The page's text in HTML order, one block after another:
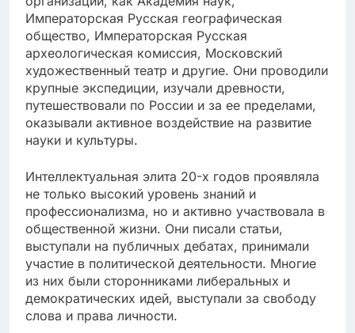
Императорская Русская географическая
общество, Императорская Русская
археологическая комиссия, Московский
художественный театр и другие. Они проводили
крупные экспедиции, изучали древности,
путешествовали по России и за ее пределами,
оказывали активное воздействие на развитие
науки и культуры.
Интеллектуальная элита 20-х годов проявляла
не только высокий уровень знаний и
профессионализма, но и активно участвовала в
общественной жизни. Они писали статьи,
выступали на публичных дебатах, принимали
участие в политической деятельности. Многие
из них были сторонниками либеральных и
демократических идей, выступали за свободу
слова и права личности.